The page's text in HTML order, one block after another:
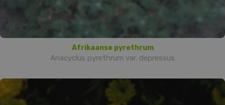
Afrikaanse pyrethrum
Anacyclus pyrethrum var. depressus